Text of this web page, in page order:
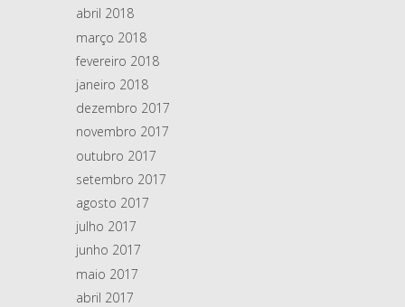
abril 2018
março 2018
fevereiro 2018
janeiro 2018
dezembro 2017
novembro 2017
outubro 2017
setembro 2017
agosto 2017
julho 2017
junho 2017
maio 2017
abril 2017